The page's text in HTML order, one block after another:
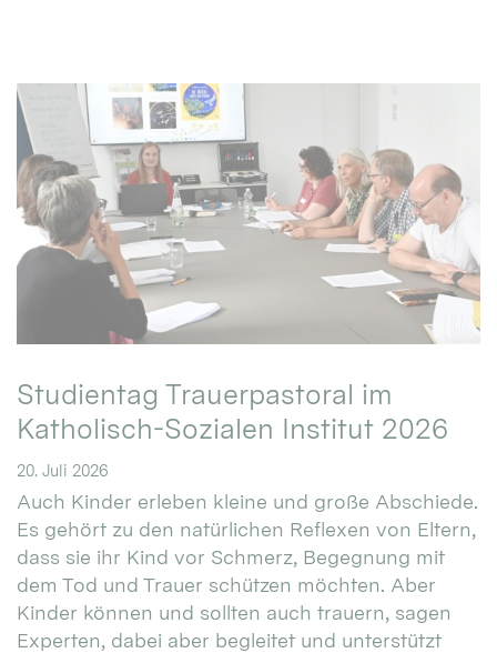
Studientag Trauerpastoral im
Katholisch-Sozialen Institut 2026
20. Juli 2026
Auch Kinder erleben kleine und große Abschiede.
Es gehört zu den natürlichen Reflexen von Eltern,
dass sie ihr Kind vor Schmerz, Begegnung mit
dem Tod und Trauer schützen möchten. Aber
Kinder können und sollten auch trauern, sagen
Experten, dabei aber begleitet und unterstützt